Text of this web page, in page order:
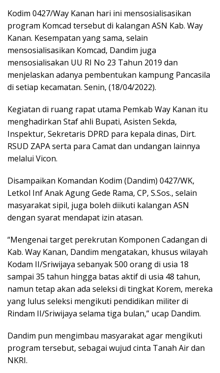
Kodim 0427/Way Kanan hari ini mensosialisasikan
program Komcad tersebut di kalangan ASN Kab. Way
Kanan. Kesempatan yang sama, selain
mensosialisasikan Komcad, Dandim juga
mensosialisakan UU RI No 23 Tahun 2019 dan
menjelaskan adanya pembentukan kampung Pancasila
di setiap kecamatan. Senin, (18/04/2022).
Kegiatan di ruang rapat utama Pemkab Way Kanan itu
menghadirkan Staf ahli Bupati, Asisten Sekda,
Inspektur, Sekretaris DPRD para kepala dinas, Dirt.
RSUD ZAPA serta para Camat dan undangan lainnya
melalui Vicon.
Disampaikan Komandan Kodim (Dandim) 0427/WK,
Letkol Inf Anak Agung Gede Rama, CP, S.Sos., selain
masyarakat sipil, juga boleh diikuti kalangan ASN
dengan syarat mendapat izin atasan.
“Mengenai target perekrutan Komponen Cadangan di
Kab. Way Kanan, Dandim mengatakan, khusus wilayah
Kodam II/Sriwijaya sebanyak 500 orang di usia 18
sampai 35 tahun hingga batas aktif di usia 48 tahun,
namun tetap akan ada seleksi di tingkat Korem, mereka
yang lulus seleksi mengikuti pendidikan militer di
Rindam II/Sriwijaya selama tiga bulan,” ucap Dandim.
Dandim pun mengimbau masyarakat agar mengikuti
program tersebut, sebagai wujud cinta Tanah Air dan
NKRI.